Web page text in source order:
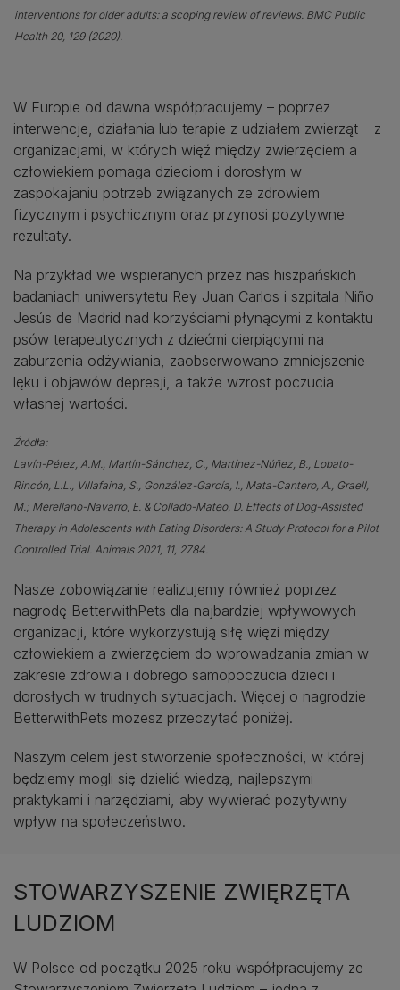
interventions for older adults: a scoping review of reviews. BMC Public
Health 20, 129 (2020).
W Europie od dawna współpracujemy – poprzez
interwencje, działania lub terapie z udziałem zwierząt – z
organizacjami, w których więź między zwierzęciem a
człowiekiem pomaga dzieciom i dorosłym w
zaspokajaniu potrzeb związanych ze zdrowiem
fizycznym i psychicznym oraz przynosi pozytywne
rezultaty.
Na przykład we wspieranych przez nas hiszpańskich
badaniach uniwersytetu Rey Juan Carlos i szpitala Niño
Jesús de Madrid nad korzyściami płynącymi z kontaktu
psów terapeutycznych z dziećmi cierpiącymi na
zaburzenia odżywiania, zaobserwowano zmniejszenie
lęku i objawów depresji, a także wzrost poczucia
własnej wartości.
Źródła:
Lavín-Pérez, A.M., Martín-Sánchez, C., Martínez-Núñez, B., Lobato-
Rincón, L.L., Villafaina, S., González-García, I., Mata-Cantero, A., Graell,
M.; Merellano-Navarro, E. & Collado-Mateo, D. Effects of Dog-Assisted
Therapy in Adolescents with Eating Disorders: A Study Protocol for a Pilot
Controlled Trial. Animals 2021, 11, 2784.
Nasze zobowiązanie realizujemy również poprzez
nagrodę BetterwithPets dla najbardziej wpływowych
organizacji, które wykorzystują siłę więzi między
człowiekiem a zwierzęciem do wprowadzania zmian w
zakresie zdrowia i dobrego samopoczucia dzieci i
dorosłych w trudnych sytuacjach. Więcej o nagrodzie
BetterwithPets możesz przeczytać poniżej.
Naszym celem jest stworzenie społeczności, w której
będziemy mogli się dzielić wiedzą, najlepszymi
praktykami i narzędziami, aby wywierać pozytywny
wpływ na społeczeństwo.
STOWARZYSZENIE ZWIĘRZĘTA
LUDZIOM
W Polsce od początku 2025 roku współpracujemy ze